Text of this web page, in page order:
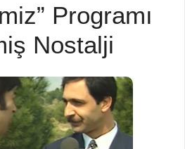
Programı
Nostalji